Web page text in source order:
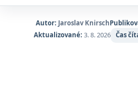
Autor: Jaroslav Knirsch
Aktualizované: 3. 8. 2026 Čas